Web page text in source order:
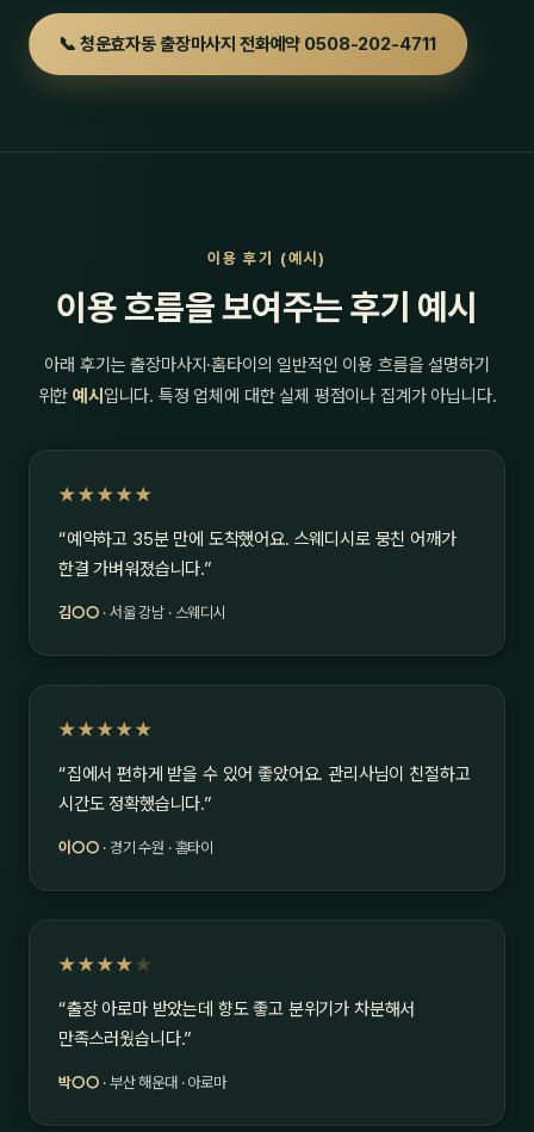
📞 청운효자동 출장마사지 전화예약 0508-202-4711
이용 후기 (예시)
이용 흐름을 보여주는 후기 예시
아래 후기는 출장마사지·홈타이의 일반적인 이용 흐름을 설명하기
위한예시 입니다. 특정 업체에 대한 실제 평점이나 집계가 아닙니다.
★★★★★
“예약하고 35분 만에 도착했어요. 스웨디시로 뭉친 어깨가
한결 가벼워졌습니다.”
김○○ · 서울 강남 · 스웨디시
★★★★★
“집에서 편하게 받을 수 있어 좋았어요. 관리사님이 친절하고
시간도 정확했습니다.”
이○○ · 경기 수원 · 홈타이
★★★★ ★
“출장 아로마 받았는데 향도 좋고 분위기가 차분해서
만족스러웠습니다.”
박○○ · 부산 해운대 · 아로마